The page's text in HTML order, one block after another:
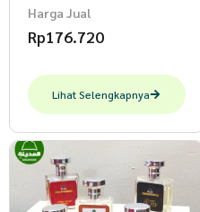
Harga Jual
Rp176.720
Lihat Selengkapnya